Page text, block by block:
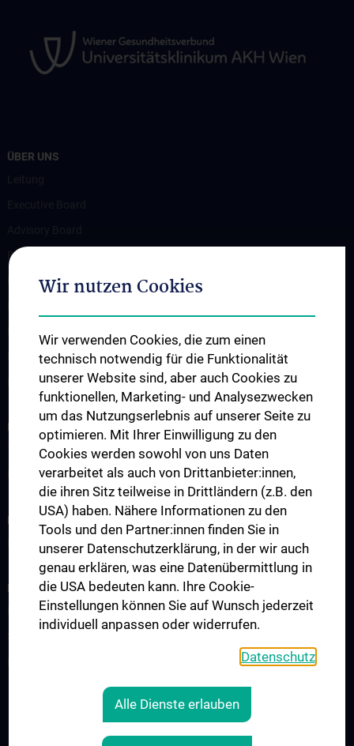
ÜBER UNS
Beteiligte Einrichtungen
Flagship-Projekt
Newsletter
Kontakt
INFORMATIONEN FÜR PATIENT:INNEN
Terminvereinbarung / Zweitmeinung
Unterstützungsangebote
KLINISCHER BEREICH
Interdisziplinäre Veranstaltungen / Boards
FORSCHUNG
Expert:innen-Videos
Wir nutzen Cookies
Wir verwenden Cookies, die zum einen
technisch notwendig für die Funktionalität
unserer Website sind, aber auch Cookies zu
funktionellen, Marketing- und Analysezwecken
um das Nutzungserlebnis auf unserer Seite zu
optimieren. Mit Ihrer Einwilligung zu den
Cookies werden sowohl von uns Daten
verarbeitet als auch von Drittanbieter:innen,
die ihren Sitz teilweise in Drittländern (z.B. den
USA) haben. Nähere Informationen zu den
Tools und den Partner:innen finden Sie in
unserer Datenschutzerklärung, in der wir auch
genau erklären, was eine Datenübermittlung in
die USA bedeuten kann. Ihre Cookie-
Einstellungen können Sie auf Wunsch jederzeit
individuell anpassen oder widerrufen.
Datenschutz
Alle Dienste erlauben